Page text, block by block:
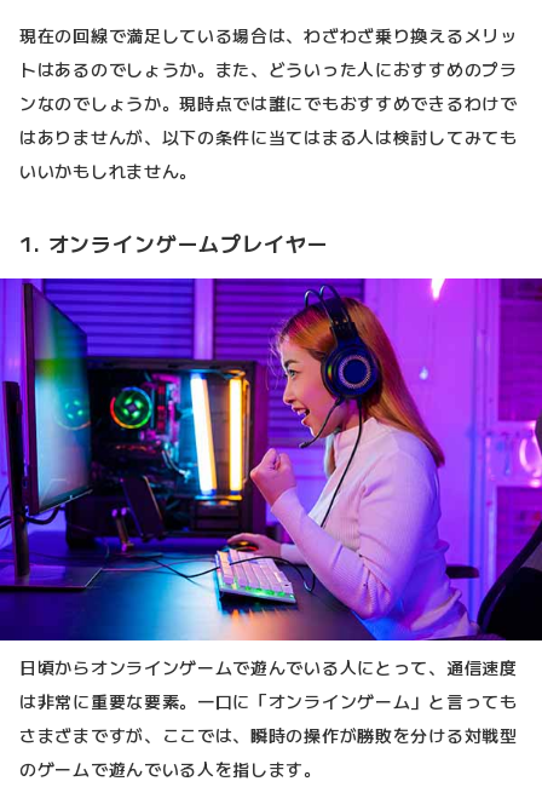
現在の回線で満足している場合は、わざわざ乗り換えるメリッ
トはあるのでしょうか。また、どういった人におすすめのプラ
ンなのでしょうか。現時点では誰にでもおすすめできるわけで
はありませんが、以下の条件に当てはまる人は検討してみても
いいかもしれません。
1. オンラインゲームプレイヤー
日頃からオンラインゲームで遊んでいる人にとって、通信速度
は非常に重要な要素。一口に「オンラインゲーム」と言っても
さまざまですが、ここでは、瞬時の操作が勝敗を分ける対戦型
のゲームで遊んでいる人を指します。